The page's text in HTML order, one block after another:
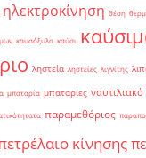
ηλεκτροκίνηση θέση
καυσόξυλα καύσι
ληστεία ληστείες λιγνίτης
μπαταρία μπαταρίες ναυτιλιακό
παραμεθόριος
κίνησης